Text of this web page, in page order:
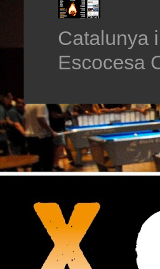
Catalunya
Escocesa